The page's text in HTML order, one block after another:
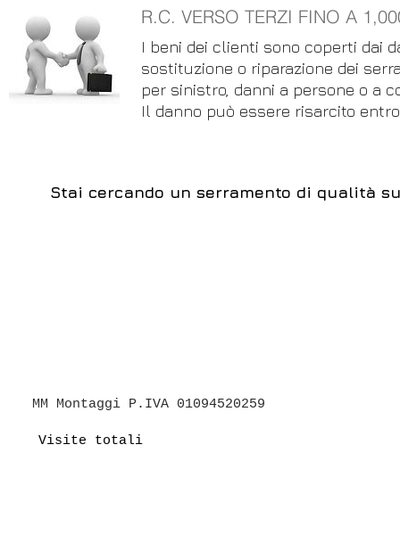
R.C. VERSO TERZI FINO A
I beni dei clienti sono coperti dai
sostituzione o riparazione dei
per sinistro, danni a persone o a
Il danno può essere risarcito
Stai cercando un serramento di qualità
MM Montaggi P.IVA 01094520259
Visite totali